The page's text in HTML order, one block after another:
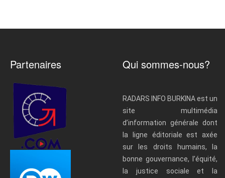
Partenaires Qui sommes-nous?
RADARS INFO BURKINA est un
site multimédia
d’information générale dont
la ligne éditoriale est axée
sur les droits humains, la
bonne gouvernance, l’équité,
la justice sociale et la